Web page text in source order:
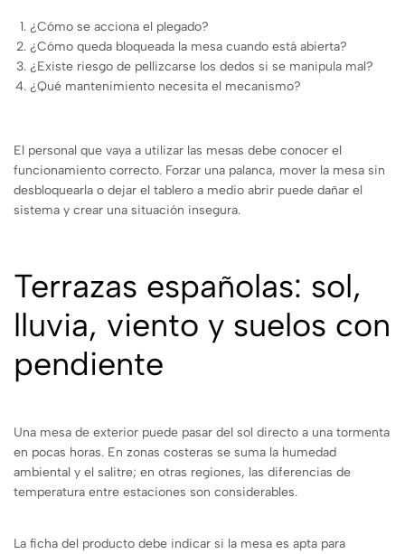
¿Cómo se acciona el plegado?
¿Cómo queda bloqueada la mesa cuando está abierta?
¿Existe riesgo de pellizcarse los dedos si se manipula mal?
¿Qué mantenimiento necesita el mecanismo?
El personal que vaya a utilizar las mesas debe conocer el
funcionamiento correcto. Forzar una palanca, mover la mesa sin
desbloquearla o dejar el tablero a medio abrir puede dañar el
sistema y crear una situación insegura.
Terrazas españolas: sol,
lluvia, viento y suelos con
pendiente
Una mesa de exterior puede pasar del sol directo a una tormenta
en pocas horas. En zonas costeras se suma la humedad
ambiental y el salitre; en otras regiones, las diferencias de
temperatura entre estaciones son considerables.
La ficha del producto debe indicar si la mesa es apta para